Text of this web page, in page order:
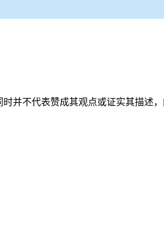
并不代表赞成其观点或证实其描述